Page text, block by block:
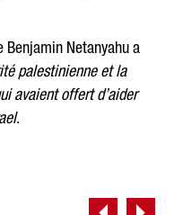
Netanyahu a
palestinienne et la
avaient offert d’aider
.